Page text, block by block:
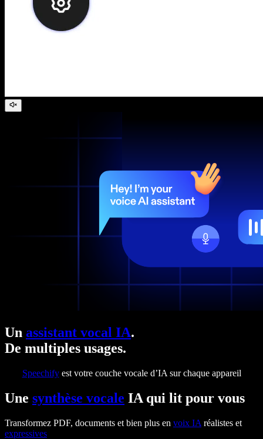
Un assistant vocal IA.
De multiples usages.
Speechifyest votre couche vocale d’IA sur chaque appareil
Une synthèse vocale IA qui lit pour vous
Transformez PDF, documents et bien plus en voix IA réalistes et
expressives